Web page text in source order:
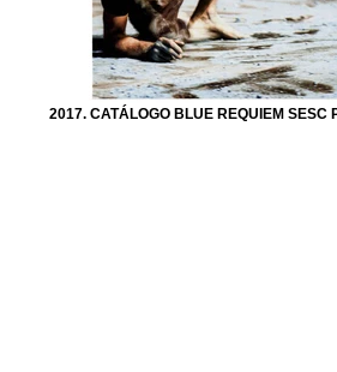
2017. CATÁLOGO BLUE REQUIEM SESC